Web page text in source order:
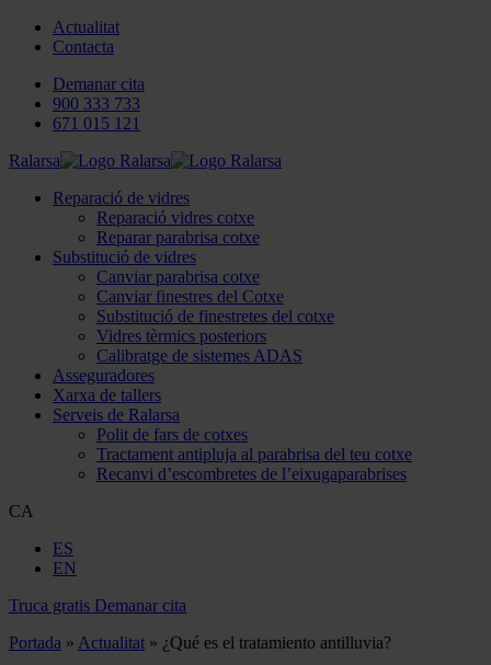
Actualitat
Contacta
Demanar cita
900 333 733
671 015 121
Ralarsa
Reparació de vidres
Reparació vidres cotxe
Reparar parabrisa cotxe
Substitució de vidres
Canviar parabrisa cotxe
Canviar finestres del Cotxe
Substitució de finestretes del cotxe
Vidres tèrmics posteriors
Calibratge de sistemes ADAS
Asseguradores
Xarxa de tallers
Serveis de Ralarsa
Polit de fars de cotxes
Tractament antipluja al parabrisa del teu cotxe
Recanvi d’escombretes de l’eixugaparabrises
CA
ES
EN
Truca gratis Demanar cita
Portada » Actualitat » ¿Qué es el tratamiento antilluvia?